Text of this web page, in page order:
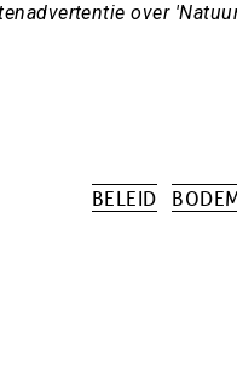
over
BELEID